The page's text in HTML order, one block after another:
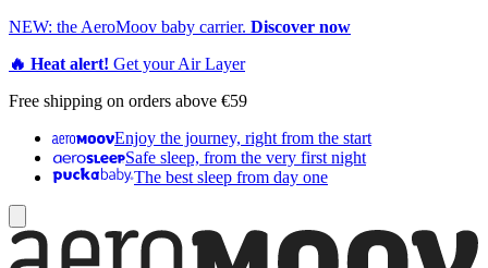
NEW: the AeroMoov baby carrier. Discover now
🔥 Heat alert! Get your Air Layer
Free shipping on orders above €59
Enjoy the journey, right from the start
Safe sleep, from the very first night
The best sleep from day one